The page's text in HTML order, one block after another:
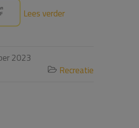
Lees verder
2023
 Recreatie